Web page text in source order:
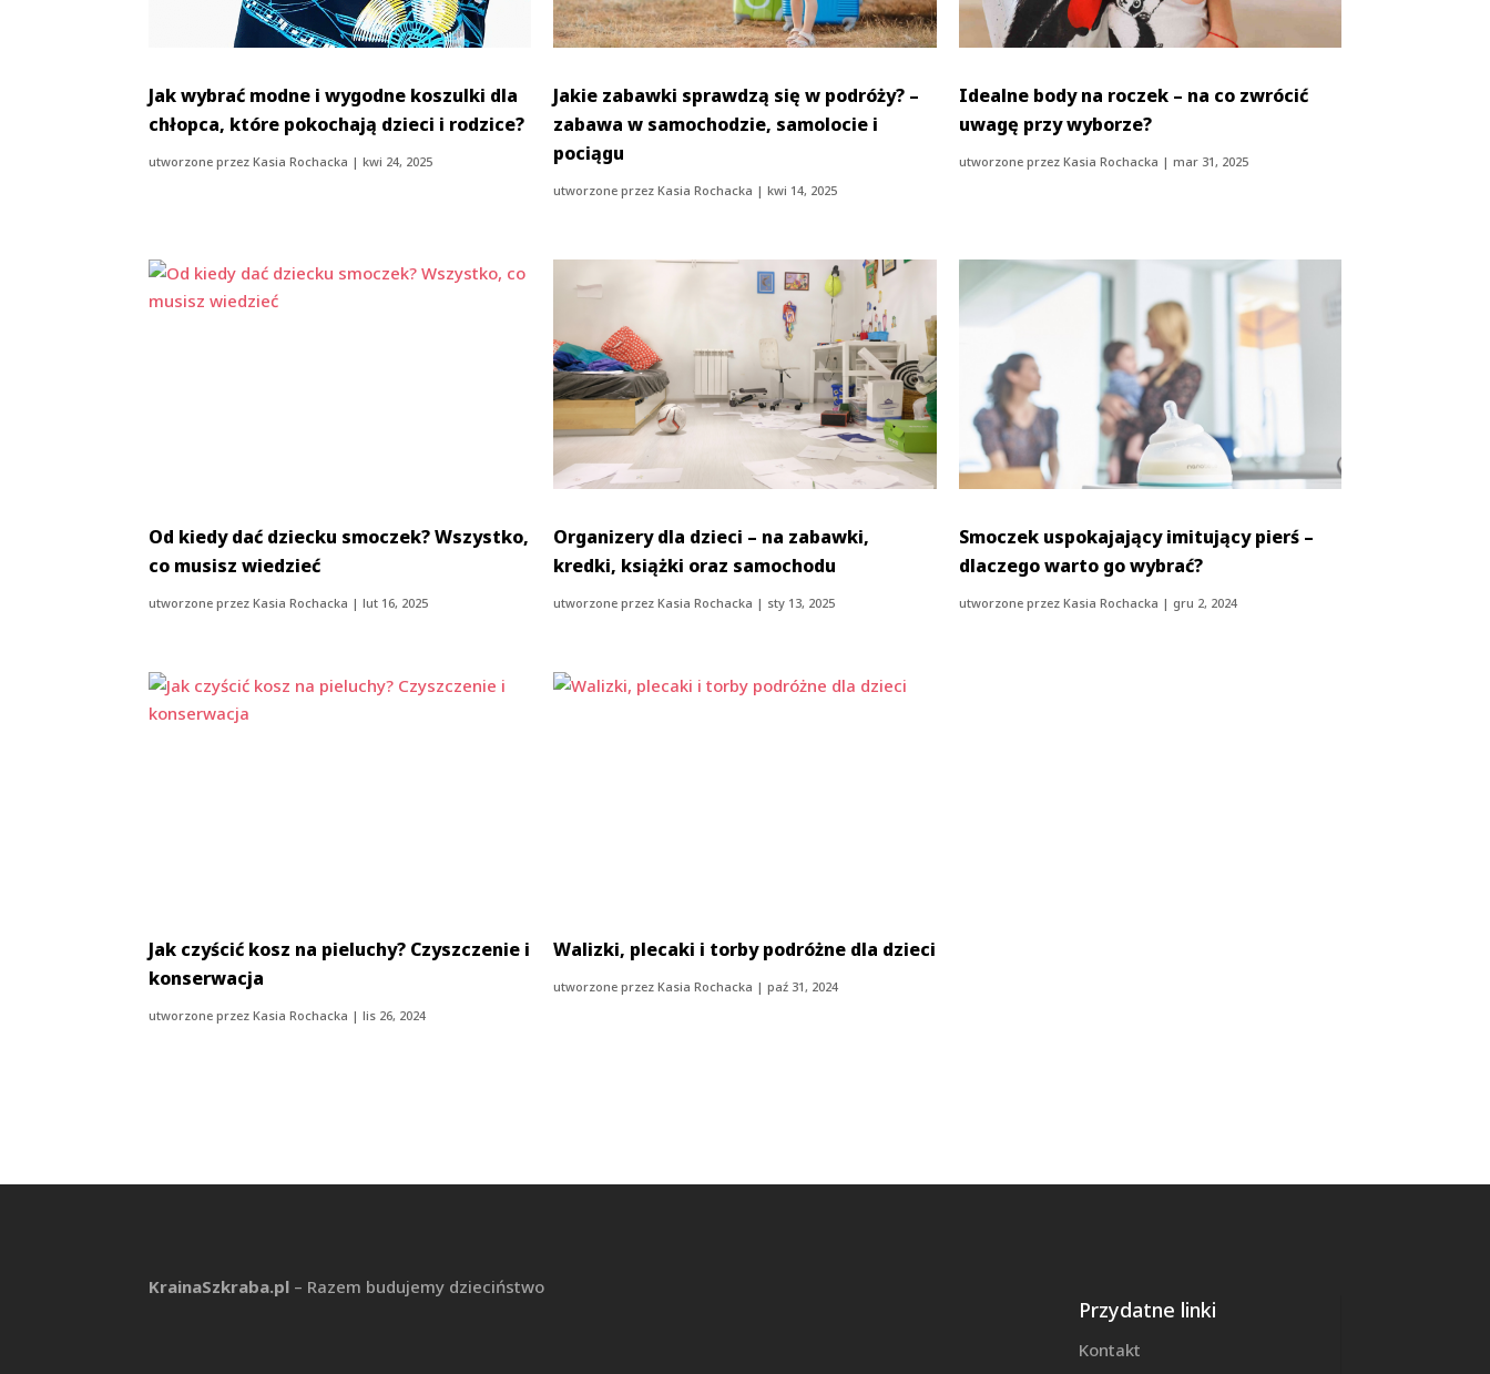
Jak wybrać modne i wygodne koszulki dla
chłopca, które pokochają dzieci i rodzice?
utworzone przezKasia Rochacka |kwi 24, 2025
Jakie zabawki sprawdzą się w podróży? –
zabawa w samochodzie, samolocie i
pociągu
utworzone przezKasia Rochacka |kwi 14, 2025
Idealne body na roczek – na co zwrócić
uwagę przy wyborze?
utworzone przez Kasia Rochacka | mar 31, 2025
Od kiedy dać dziecku smoczek? Wszystko,
co musisz wiedzieć
utworzone przezKasia Rochacka |lut 16, 2025
Organizery dla dzieci – na zabawki,
kredki, książki oraz samochodu
utworzone przezKasia Rochacka | sty 13, 2025
Smoczek uspokajający imitujący pierś –
dlaczego warto go wybrać?
utworzone przez Kasia Rochacka | gru 2, 2024
Jak czyścić kosz na pieluchy? Czyszczenie i
konserwacja
utworzone przezKasia Rochacka |lis 26, 2024
Walizki, plecaki i torby podróżne dla dzieci
utworzone przezKasia Rochacka |paź 31, 2024
KrainaSzkraba.pl – Razem budujemy dzieciństwo
Przydatne linki
Kontakt